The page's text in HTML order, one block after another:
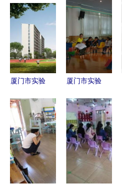
关闭，多方
措施确保安
全
式
厦门市实验
开建，优质
教育资源加
速向岛外拓
展
厦门市实验
明教育网上
的优质学前
教育典范